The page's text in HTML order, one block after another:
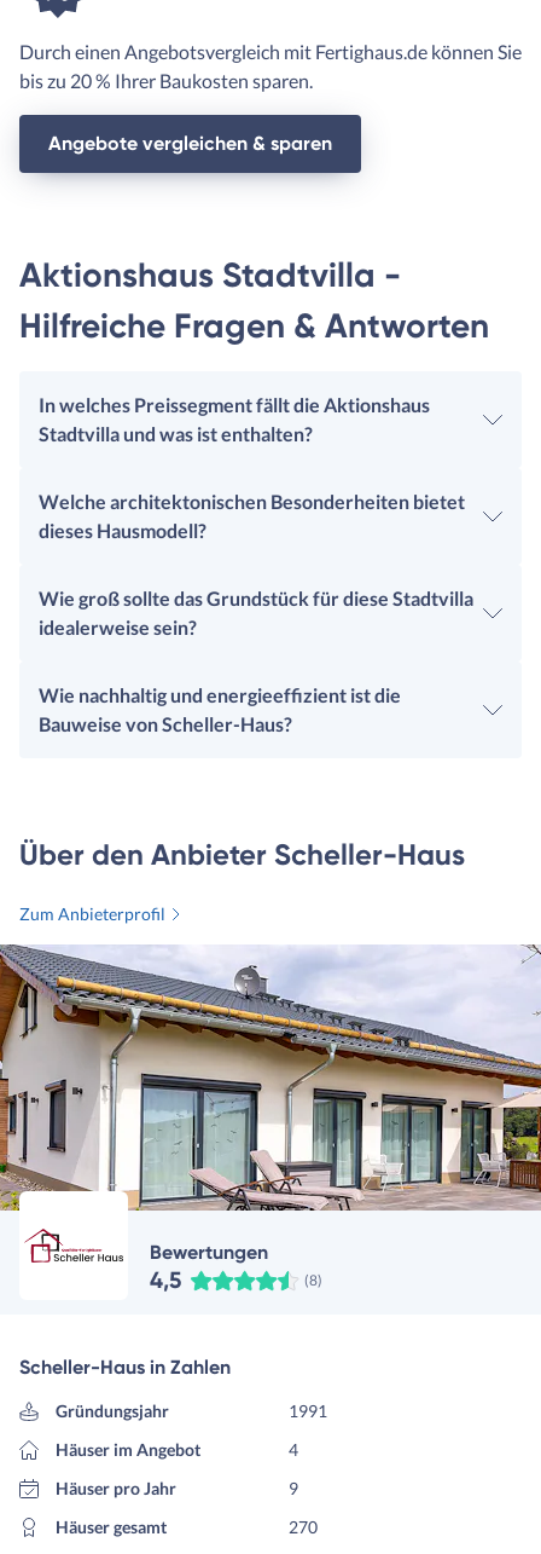
Durch einen Angebotsvergleich mit Fertighaus.de können Sie
bis zu 20 % Ihrer Baukosten sparen.
Angebote vergleichen & sparen
Aktionshaus Stadtvilla -
Hilfreiche Fragen & Antworten
In welches Preissegment fällt die Aktionshaus
Stadtvilla und was ist enthalten?
Welche architektonischen Besonderheiten bietet
dieses Hausmodell?
Wie groß sollte das Grundstück für diese Stadtvilla
idealerweise sein?
Wie nachhaltig und energieeffizient ist die
Bauweise von Scheller-Haus?
Über den Anbieter Scheller-Haus
Zum Anbieterprofil
Bewertungen
4,5 (8)
Scheller-Haus in Zahlen
Gründungsjahr
1991
Häuser im Angebot
4
Häuser pro Jahr
9
Häuser gesamt
270